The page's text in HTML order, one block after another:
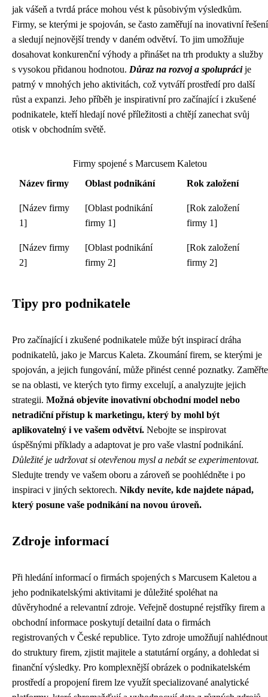
jak vášeň a tvrdá práce mohou vést k působivým výsledkům.
Firmy, se kterými je spojován, se často zaměřují na inovativní řešení
a sledují nejnovější trendy v daném odvětví. To jim umožňuje
dosahovat konkurenční výhody a přinášet na trh produkty a služby
s vysokou přidanou hodnotou. Důraz na rozvoj a spoluprácije
patrný v mnohých jeho aktivitách, což vytváří prostředí pro další
růst a expanzi. Jeho příběh je inspirativní pro začínající i zkušené
podnikatele, kteří hledají nové příležitosti a chtějí zanechat svůj
otisk v obchodním světě.
Firmy spojené s Marcusem Kaletou
Název firmy
Oblast podnikání Rok založení
[Název firmy
1]
[Oblast podnikání
firmy 1]
[Rok založení
firmy 1]
[Název firmy
2]
[Oblast podnikání
firmy 2]
[Rok založení
firmy 2]
Tipy pro podnikatele
Pro začínající i zkušené podnikatele může být inspirací dráha
podnikatelů, jako je Marcus Kaleta. Zkoumání firem, se kterými je
spojován, a jejich fungování, může přinést cenné poznatky. Zaměřte
se na oblasti, ve kterých tyto firmy excelují, a analyzujte jejich
strategii. Možná objevíte inovativní obchodní model nebo
netradiční přístup k marketingu, který by mohl být
aplikovatelný i ve vašem odvětví. Nebojte se inspirovat
úspěšnými příklady a adaptovat je pro vaše vlastní podnikání.
Důležité je udržovat si otevřenou mysl a nebát se experimentovat.
Sledujte trendy ve vašem oboru a zároveň se poohlédněte i po
inspiraci v jiných sektorech. Nikdy nevíte, kde najdete nápad,
který posune vaše podnikání na novou úroveň.
Zdroje informací
Při hledání informací o firmách spojených s Marcusem Kaletou a
jeho podnikatelskými aktivitami je důležité spoléhat na
důvěryhodné a relevantní zdroje. Veřejně dostupné rejstříky firem a
obchodní informace poskytují detailní data o firmách
registrovaných v České republice. Tyto zdroje umožňují nahlédnout
do struktury firem, zjistit majitele a statutární orgány, a dohledat si
finanční výsledky. Pro komplexnější obrázek o podnikatelském
prostředí a propojení firem lze využít specializované analytické